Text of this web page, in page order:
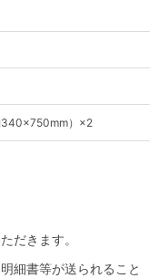
340×750mm）×2
だきます。
細書等が送られること